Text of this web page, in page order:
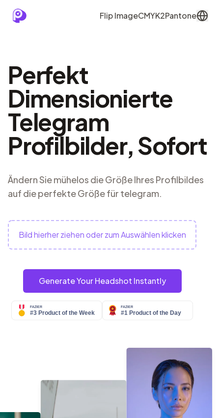
Flip ImageCMYK2Pantone
Perfekt
Dimensionierte
Telegram
Profilbilder, Sofort
Ändern Sie mühelos die Größe Ihres Profilbildes
auf die perfekte Größe für telegram.
Bild hierher ziehen oder zum Auswählen klicken
Generate Your Headshot Instantly